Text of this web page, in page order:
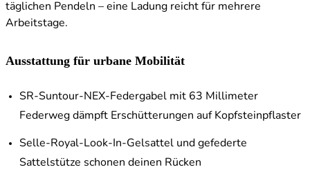
täglichen Pendeln – eine Ladung reicht für mehrere
Arbeitstage.
Ausstattung für urbane Mobilität
SR-Suntour-NEX-Federgabel mit 63 Millimeter
Federweg dämpft Erschütterungen auf Kopfsteinpflaster
Selle-Royal-Look-In-Gelsattel und gefederte
Sattelstütze schonen deinen Rücken